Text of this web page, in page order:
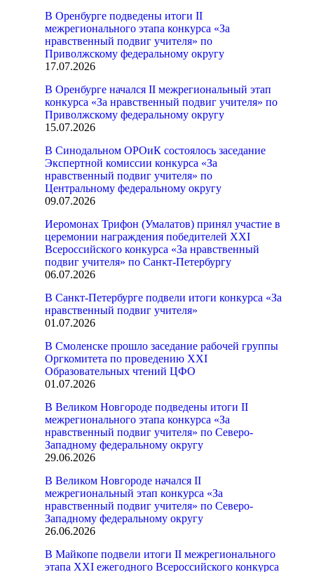
В Оренбурге подведены итоги II
межрегионального этапа конкурса «За
нравственный подвиг учителя» по
Приволжскому федеральному округу
17.07.2026
В Оренбурге начался II межрегиональный этап
конкурса «За нравственный подвиг учителя» по
Приволжскому федеральному округу
15.07.2026
В Синодальном ОРОиК состоялось заседание
Экспертной комиссии конкурса «За
нравственный подвиг учителя» по
Центральному федеральному округу
09.07.2026
Иеромонах Трифон (Умалатов) принял участие в
церемонии награждения победителей XXI
Всероссийского конкурса «За нравственный
подвиг учителя» по Санкт-Петербургу
06.07.2026
В Санкт-Петербурге подвели итоги конкурса «За
нравственный подвиг учителя»
01.07.2026
В Смоленске прошло заседание рабочей группы
Оргкомитета по проведению XXI
Образовательных чтений ЦФО
01.07.2026
В Великом Новгороде подведены итоги II
межрегионального этапа конкурса «За
нравственный подвиг учителя» по Северо-
Западному федеральному округу
29.06.2026
В Великом Новгороде начался II
межрегиональный этап конкурса «За
нравственный подвиг учителя» по Северо-
Западному федеральному округу
26.06.2026
В Майкопе подвели итоги II межрегионального
этапа XXI ежегодного Всероссийского конкурса